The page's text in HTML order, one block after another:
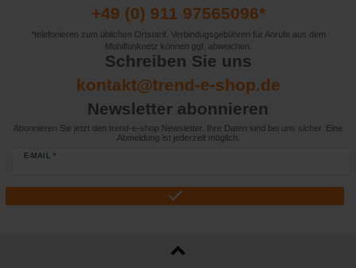
+49 (0) 911 97565096*
*telefonieren zum üblichen Ortstarif. Verbindugsgebühren für Anrufe aus dem
Mobilfunknetz können ggf. abweichen.
Schreiben Sie uns
kontakt@trend-e-shop.de
Newsletter abonnieren
Abonnieren Sie jetzt den trend-e-shop Newsletter. Ihre Daten sind bei uns sicher. Eine
Abmeldung ist jederzeit möglich.
E-MAIL *